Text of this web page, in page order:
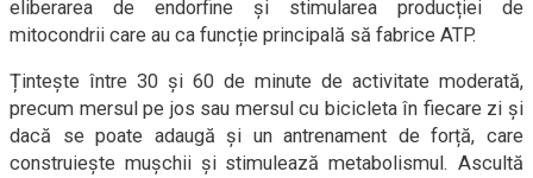
eliberarea de endorfine și stimularea producției de
mitocondrii care au ca funcție principală să fabrice ATP.
Țintește între 30 și 60 de minute de activitate moderată,
precum mersul pe jos sau mersul cu bicicleta în fiecare zi și
dacă se poate adaugă și un antrenament de forță, care
construiește mușchii și stimulează metabolismul. Ascultă